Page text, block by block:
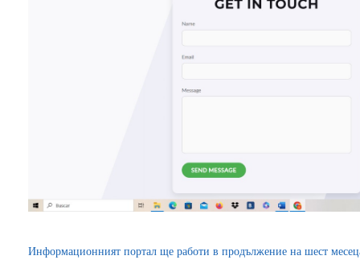
Информационният портал ще работи в продължение на шест